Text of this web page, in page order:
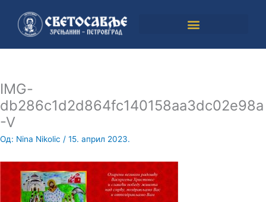
садржај
IMG-
db286c1d2d864fc140158aa3dc02e98a
-V
Од: Nina Nikolic / 15. април 2023.